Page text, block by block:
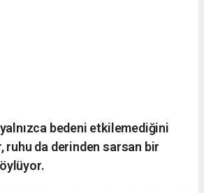
yalnızca bedeni etkilemediğini
ruhu da derinden sarsan bir